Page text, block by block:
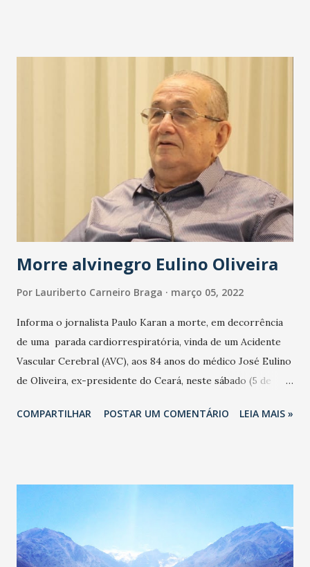
Morre alvinegro Eulino Oliveira
Por Lauriberto Carneiro Braga março 05, 2022
Informa o jornalista Paulo Karan a morte, em decorrência
de uma parada cardiorrespiratória, vinda de um Acidente
Vascular Cerebral (AVC), aos 84 anos do médico José Eulino
de Oliveira, ex-presidente do Ceará, neste sábado (5 de
BANDEIRA DO NOSSO CEARÁ SC. - O Ceará Sporting Club
com a História do Ceará. Que DEUS o receba em sua
mansão Celestial. - Os nossos sentimentos a toda a Família
COMPARTILHAR POSTAR UM COMENTÁRIO LEIA MAIS »